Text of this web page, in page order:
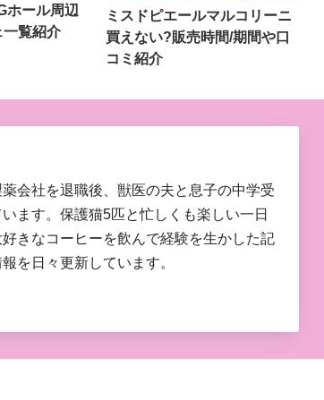
ホール周辺
覧紹介
ミスドピエールマルコリーニ
買えない?販売時間/期間や口
コミ紹介
会社を退職後、獣医の夫と息子の中学受
ます。保護猫5匹と忙しくも楽しい一日
きなコーヒーを飲んで経験を生かした記
を日々更新しています。